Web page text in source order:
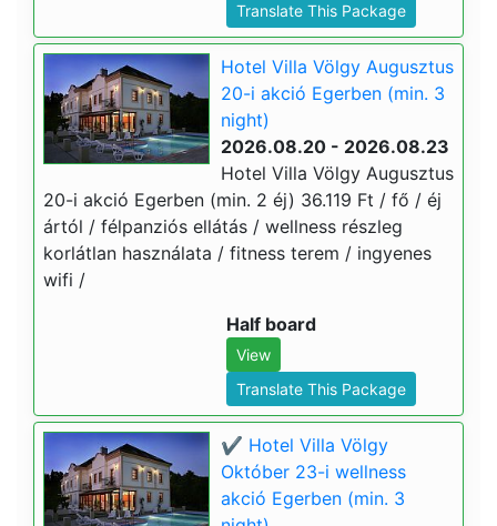
Translate This Package
Hotel Villa Völgy Augusztus
20-i akció Egerben (min. 3
night)
2026.08.20 - 2026.08.23
Hotel Villa Völgy Augusztus
20-i akció Egerben (min. 2 éj) 36.119 Ft / fő / éj
ártól / félpanziós ellátás / wellness részleg
korlátlan használata / fitness terem / ingyenes
wifi /
Half board
View
Translate This Package
✔️ Hotel Villa Völgy
Október 23-i wellness
akció Egerben (min. 3